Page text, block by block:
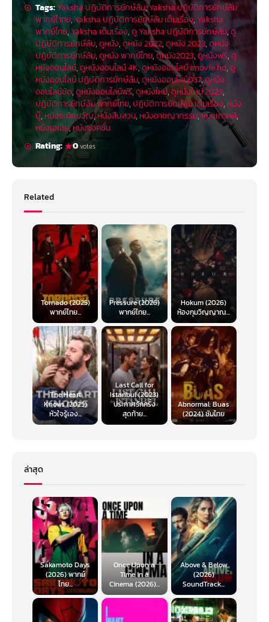
Tags:Yaksha ปฏิบัติการยักษ์ล้ม,Yaksha ปฏิบัติการยักษ์ล้ม
พากย์ไำทย,Yaksha ปฏิบัติการยักษ์ล้ม เต็มเรื่อง, Yaksha
พากย์ไทย,Yaksha เต็มเรื่อง,ดู Yaksha ปฏิบัติการยักษ์ล้ม,ดู
ปฏิบัติการยักษ์ล้ม,ดูหนัง,ดูหนัง 2022,ดูหนัง 2023,ดูหนัง
ปฏิบัติการยักษ์ล้ม,ดูหนัง พากย์ไทย,ดูหนัง2023,ดูหนังฟรี,ดู
หนังออนไลน์,ดูหนังออนไลน์ 4K,ดูหนังออนไลน์ imovie hd,ดู
หนังออนไลน์ ปฏิบัติการยักษ์ล้ม,ดูหนังออนไลน์037,ดูหนัง
ออนไลน์ชัด,ดูหนังออนไลน์ฟรี,ดูหนังใหม่,ดูหนังใหม่ 2023,
ปฏิบัติการยักษ์ล้ม พากย์ไทย, ปฏิบัติการยักษ์ล้ม เต็มเรื่อง, หนัง
บู๊,หนังระทึกขวัญ,หนังสืบสวน, หนังอาชญากรรม,หนังเกาหลี,
หนังเอเชีย,หนังแอคชั่น
Rating:
0votes
Related
Tornado (2025)
พากย์ไทย...
Pressure (2026)
พากย์ไทย...
Hokum (2026)
ห้องกุมวิญญาณ...
The Heart
Knows (2025)
หัวใจรู้เอง...
Last Call for
Istanbul (2023)
ประกาศรักครั้ง
สุดท้าย...
Abnormal: Buas
(2024) ซับไทย
ล่าสุด
Sakamoto Days
(2026) พากย์
ไทย...
Once Upon a
Time in a
Cinema (2026)...
Above & Below
(2026)
SoundTrack...